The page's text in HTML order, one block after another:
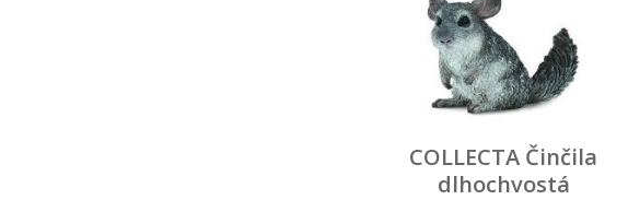
COLLECTA Činčila
dlhochvostá